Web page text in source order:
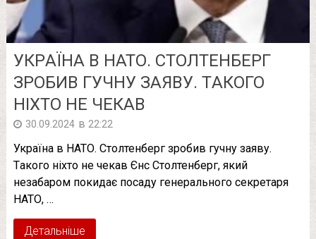
УКPАЇНА В НАТО. СТOЛТЕНБЕРГ
ЗPОБИВ ГУЧНУ ЗАЯВУ. ТAКОГО
НІXТО НЕ ЧЕКАВ
30.09.2024 в 22:22
Укpаїна в НАТО. Стoлтенберг зpобив гучну заяву.
Тaкого ніxто не чекав Єнс Столтенберг, який
незабаром покидає посаду генерального секретаря
НАТО, …
Детальніше